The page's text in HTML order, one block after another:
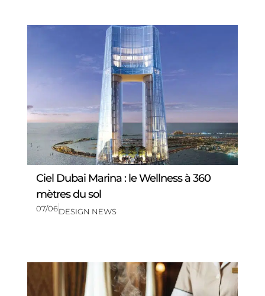
Ciel Dubai Marina : le Wellness à 360
mètres du sol
07/06DESIGN NEWS